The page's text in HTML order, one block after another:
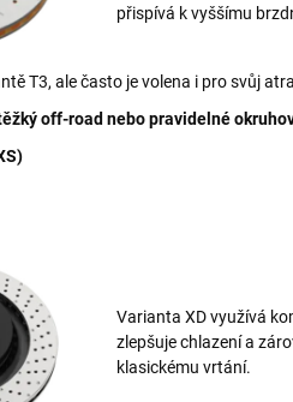
přispívá k vyššímu
T3, ale často je volena i pro svůj
off-road nebo pravidelné
Varianta XD využívá
zlepšuje chlazení a
klasickému vrtání.